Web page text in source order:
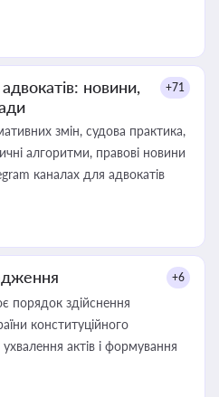
новини,
+71
змін, судова практика,
алгоритми, правові новини
каналах для адвокатів
+6
порядок здійснення
конституційного
актів і формування